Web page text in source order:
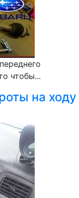
чтобы...
на ходу